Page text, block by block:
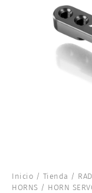
Inicio / Tienda /
HORNS / HORN